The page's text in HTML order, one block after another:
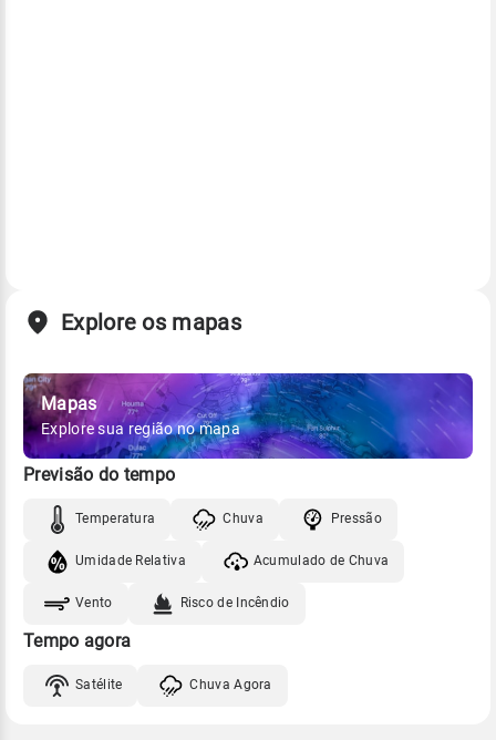
Explore os mapas
Mapas
Explore sua região no mapa
Previsão do tempo
Temperatura Chuva Pressão
Umidade Relativa Acumulado de Chuva
Vento Risco de Incêndio
Tempo agora
Satélite Chuva Agora